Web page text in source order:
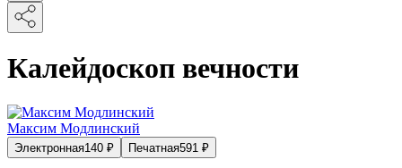
Калейдоскоп вечности
Максим Модлинский
Электронная140 ₽ Печатная591 ₽